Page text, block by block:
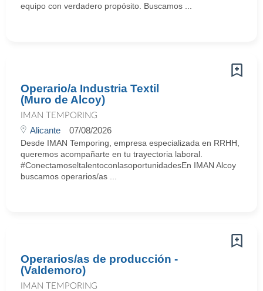
equipo con verdadero propósito. Buscamos ...
Operario/a Industria Textil
(Muro de Alcoy)
IMAN TEMPORING
Alicante 07/08/2026
Desde IMAN Temporing, empresa especializada en RRHH,
queremos acompañarte en tu trayectoria laboral.
#ConectamoseltalentoconlasoportunidadesEn IMAN Alcoy
buscamos operarios/as ...
Operarios/as de producción -
(Valdemoro)
IMAN TEMPORING